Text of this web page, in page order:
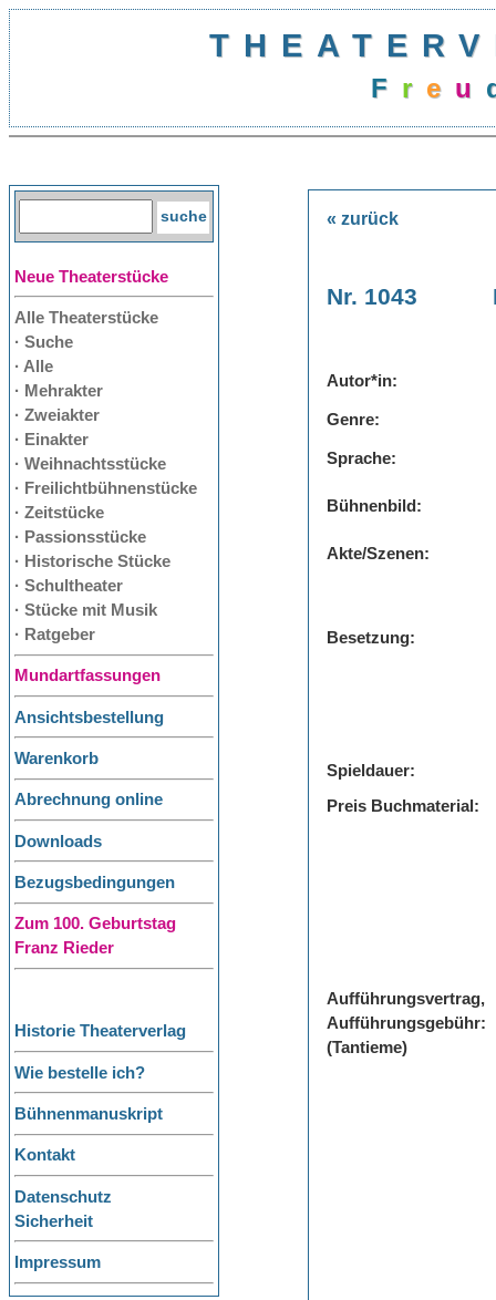
Freu
Neue Theaterstücke
Alle Theaterstücke
· Suche
· Alle
· Mehrakter
· Zweiakter
· Einakter
· Weihnachtsstücke
· Freilichtbühnenstücke
· Zeitstücke
· Passionsstücke
· Historische Stücke
· Schultheater
· Stücke mit Musik
· Ratgeber
Mundartfassungen
Ansichtsbestellung
Warenkorb
Abrechnung online
Downloads
Bezugsbedingungen
Zum 100. Geburtstag
Franz Rieder
Historie Theaterverlag
Wie bestelle ich?
Bühnenmanuskript
Kontakt
Datenschutz
Sicherheit
Impressum
« zurück
Nr. 1043
Autor*in:
Genre:
Sprache:
Bühnenbild:
Akte/Szenen:
Besetzung:
Spieldauer:
Preis Buchmaterial:
Aufführungsvertrag,
Aufführungsgebühr:
(Tantieme)